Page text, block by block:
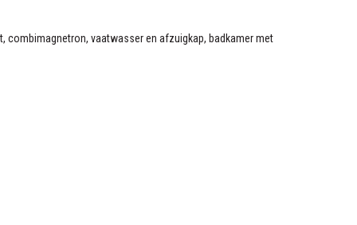
combimagnetron, vaatwasser en afzuigkap, badkamer met